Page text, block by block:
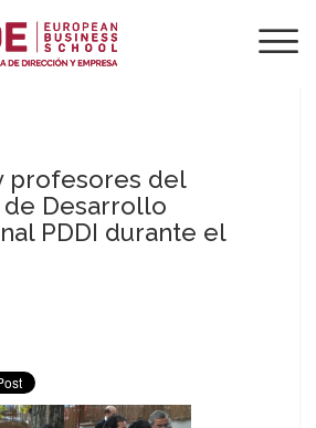
profesores del
de Desarrollo
PDDI durante el